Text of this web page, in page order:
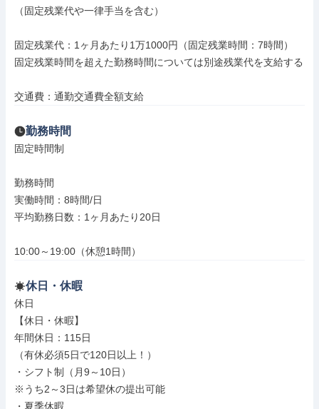
（固定残業代や一律手当を含む）
固定残業代：1ヶ月あたり1万1000円（固定残業時間：7時間）
固定残業時間を超えた勤務時間については別途残業代を支給する
交通費：通勤交通費全額支給
勤務時間
固定時間制
勤務時間
実働時間：8時間/日
平均勤務日数：1ヶ月あたり20日
10:00～19:00（休憩1時間）
休日・休暇
休日
【休日・休暇】
年間休日：115日
（有休必須5日で120日以上！）
・シフト制（月9～10日）
※うち2～3日は希望休の提出可能
・夏季休暇